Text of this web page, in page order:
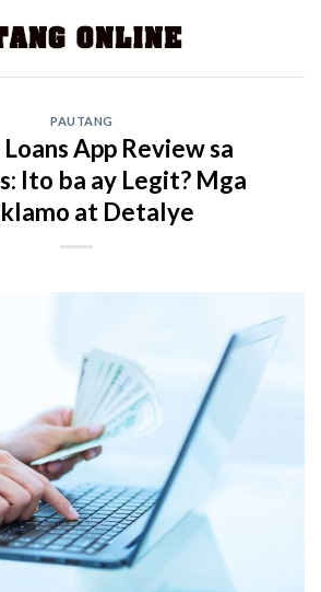
PAUTANG
App Review sa
Ito ba ay Legit? Mga
at Detalye